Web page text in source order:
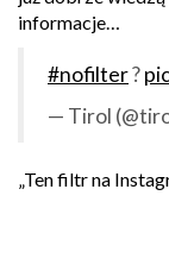
informacje…
#nofilter?
— Tirol
„Ten filtr na